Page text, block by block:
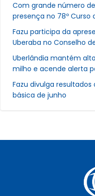
Com grande número
presença no 78º Curso
Fazu participa da
Uberaba no Conselho
Uberlândia mantém
milho e acende alerta
Fazu divulga
básica de junho